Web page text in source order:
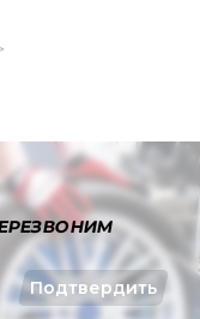
Подтвердить